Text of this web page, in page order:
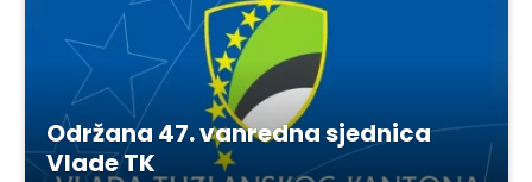
Održana 47. vanredna sjednica
Vlade TK